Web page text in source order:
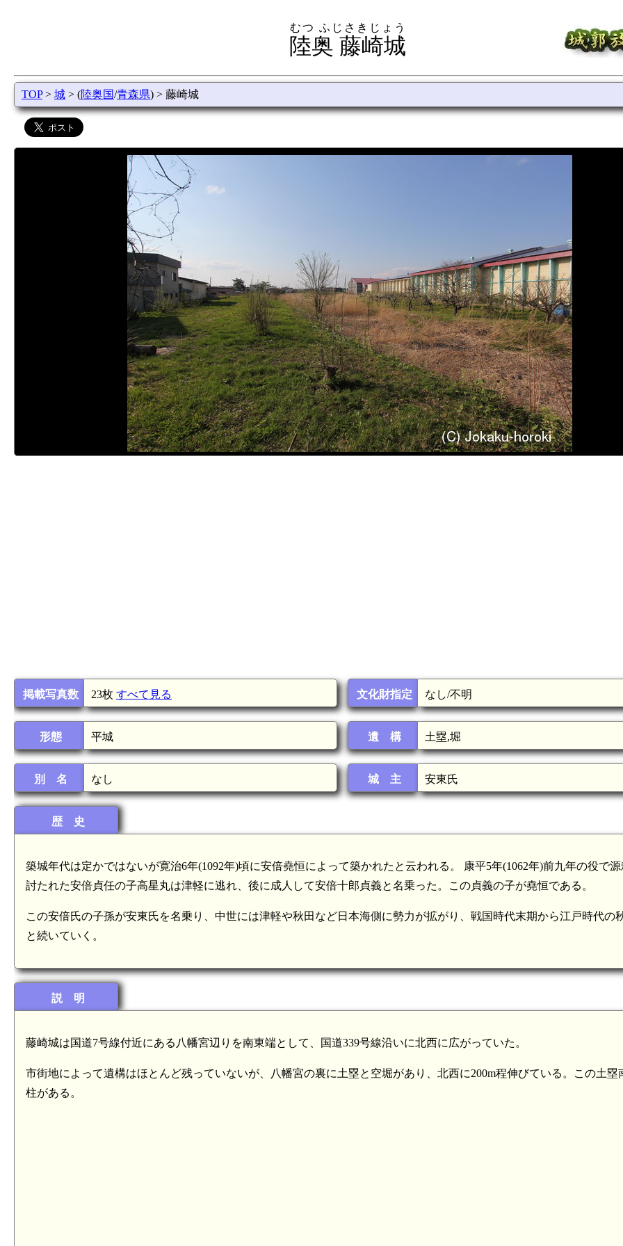
陸奥 藤崎城
むつ ふじさきじょう
TOP> 城 > (陸奥国/青森県) > 藤崎城
掲載写真数 23枚 すべて見る
形態 平城
別 名 なし
文化財指定 なし/不明
遺 構 土塁,堀
城 主 安東氏
歴 史
築城年代は定かではないが寛治6年(1092年)頃に安倍堯恒によって築かれたと云われる。 康平5年(1062年)前九年の役で
討たれた安倍貞任の子高星丸は津軽に逃れ、後に成人して安倍十郎貞義と名乗った。この貞義の子が堯恒である。
この安倍氏の子孫が安東氏を名乗り、中世には津軽や秋田など日本海側に勢力が拡がり、戦国時代末期から江戸時代の
と続いていく。
説 明
藤崎城は国道7号線付近にある八幡宮辺りを南東端として、国道339号線沿いに北西に広がっていた。
市街地によって遺構はほとんど残っていないが、八幡宮の裏に土塁と空堀があり、北西に200m程伸びている。この土塁
柱がある。